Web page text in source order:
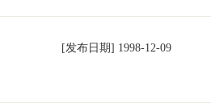
[发布日期] 1998-12-09